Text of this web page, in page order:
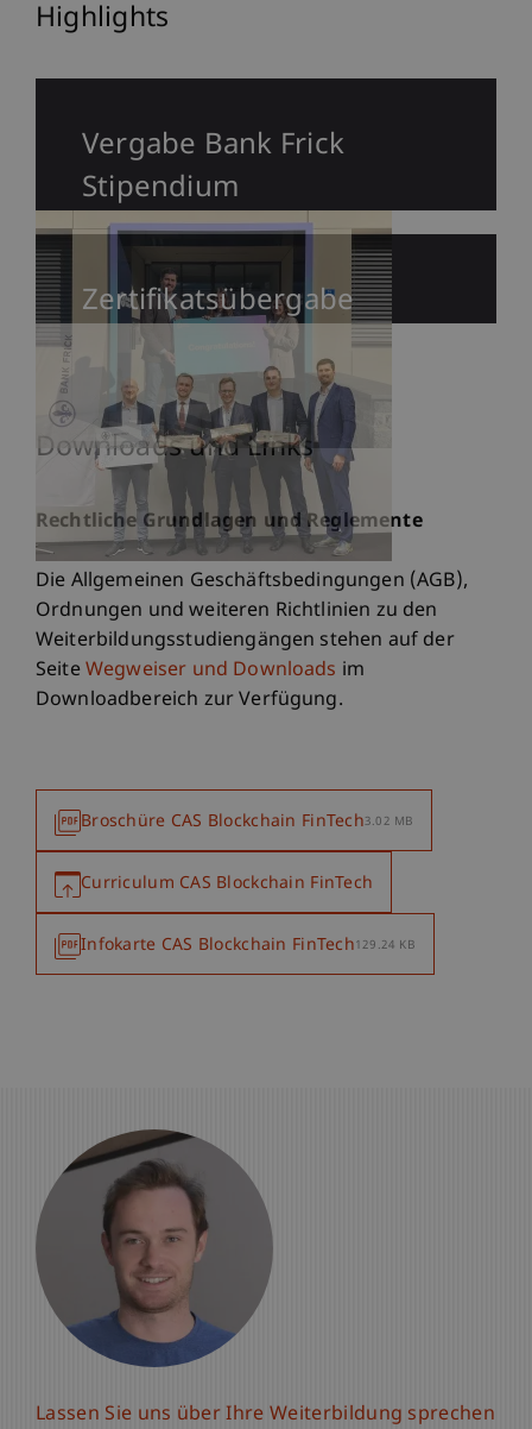
Highlights
Vergabe Bank Frick
Stipendium
Zertifikatsübergabe
Downloads und Links
Rechtliche Grundlagen und Reglemente
Die Allgemeinen Geschäftsbedingungen (AGB),
Ordnungen und weiteren Richtlinien zu den
Weiterbildungsstudiengängen stehen auf der
SeiteWegweiser und Downloads im
Downloadbereich zur Verfügung.
Broschüre CAS Blockchain FinTech3.02 MB
Curriculum CAS Blockchain FinTech
Infokarte CAS Blockchain FinTech129.24 KB
Lassen Sie uns über Ihre Weiterbildung sprechen
Lassen Sie uns über Ihre Weiterbildung sprechen